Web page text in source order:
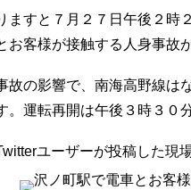
ますと７月２７日午後２時
お客様が接触する人身事故
故の影響で、南海高野線は
。運転再開は午後３時３０
ユーザーが投稿した現